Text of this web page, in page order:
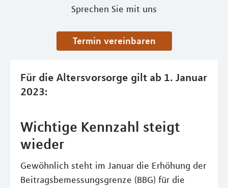
Sprechen Sie mit uns
Termin vereinbaren
Für die Altersvorsorge gilt ab 1. Januar
2023:
Wichtige Kennzahl steigt
wieder
Gewöhnlich steht im Januar die Erhöhung der
Beitragsbemessungsgrenze (BBG) für die